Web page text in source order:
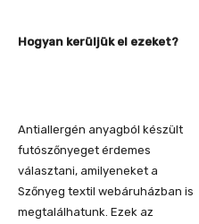
Hogyan kerüljük el ezeket?
Antiallergén anyagból készült
futószőnyeget érdemes
választani, amilyeneket a
Szőnyeg textil webáruházban is
megtalálhatunk. Ezek az